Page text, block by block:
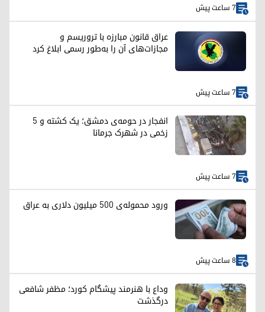
7 ساعت پیش
عراق قانون مبارزه با تروریسم و
مجازات‌های آن را به‌طور رسمی ابلاغ کرد
7 ساعت پیش
انفجار در حومه‌ی دمشق؛ یک کشته و ۵
زخمی در شهرک جرمانا
7 ساعت پیش
ورود محموله‌ی ۵۰۰ میلیون دلاری به عراق
8 ساعت پیش
وداع با هنرمند پیشگام کورد؛ مظفر شافعی
درگذشت